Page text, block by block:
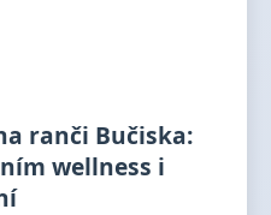
ranči Bučiska:
wellness i